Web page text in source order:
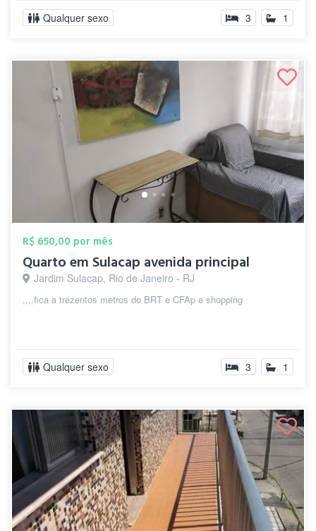
Qualquer sexo 3 1
R$ 650,00 por mês
Quarto em Sulacap avenida principal
Jardim Sulacap, Rio de Janeiro - RJ
,,,,fica a trezentos metros do BRT e CFAp e shopping
Qualquer sexo 3 1